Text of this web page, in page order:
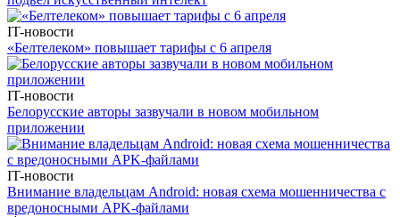
IT-новости
«Белтелеком» повышает тарифы с 6 апреля
IT-новости
Белорусские авторы зазвучали в новом мобильном
приложении
IT-новости
Внимание владельцам Android: новая схема мошенничества с
вредоносными APK-файлами